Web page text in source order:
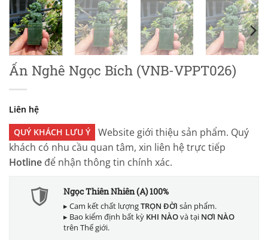
Ấn Nghê Ngọc Bích (VNB-VPPT026)
Liên hệ
QUÝ KHÁCH LƯU Ý
Website giới thiệu sản phẩm. Quý
khách có nhu cầu quan tâm, xin liên hệ trực tiếp
Hotline để nhận thông tin chính xác.
Ngọc Thiên Nhiên (A) 100%
▸ Cam kết chất lượngTRỌN ĐỜI sản phẩm.
▸ Bao kiểm định bất kỳ KHI NÀOvà tại NƠI NÀO
trên Thế giới.